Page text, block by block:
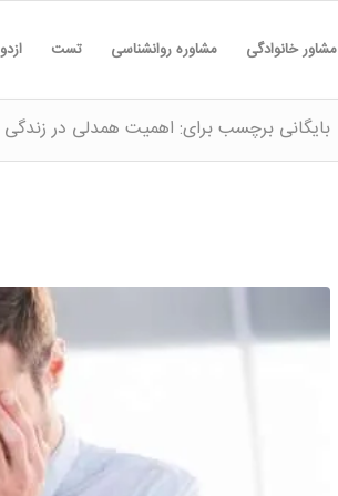
مشاور خانوادگی مشاوره روانشناسی تست
بایگانی برچسب برای: اهمیت همدلی در زندگی